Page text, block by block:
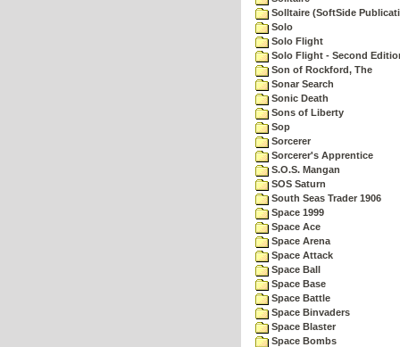
Solltaire (SoftSide
Solo
Solo Flight
Solo Flight - Second
Son of Rockford, The
Sonar Search
Sonic Death
Sons of Liberty
Sop
Sorcerer
Sorcerer's Apprentice
S.O.S. Mangan
SOS Saturn
South Seas Trader 1906
Space 1999
Space Ace
Space Arena
Space Attack
Space Ball
Space Base
Space Battle
Space Binvaders
Space Blaster
Space Bombs